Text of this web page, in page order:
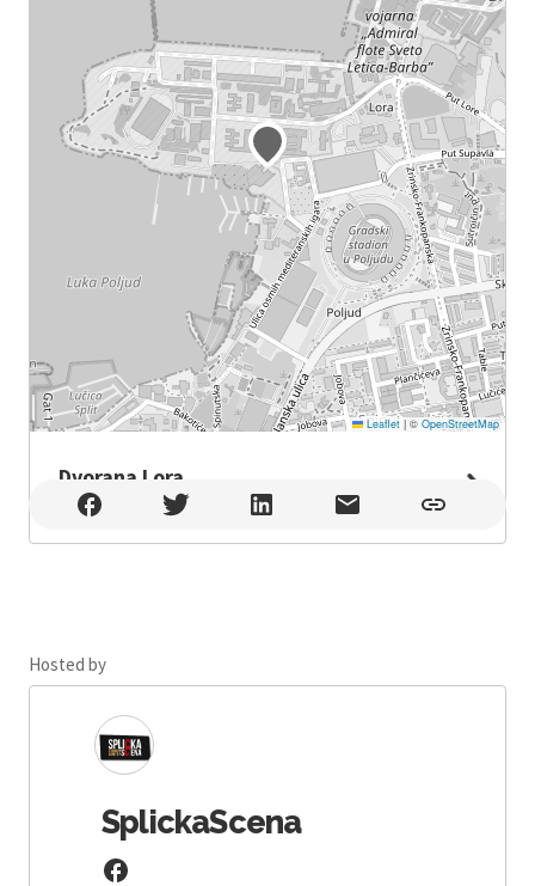
Leaflet |© OpenStreetMap
Dvorana Lora
Dvorana Lora , Split
Hosted by
SplickaScena